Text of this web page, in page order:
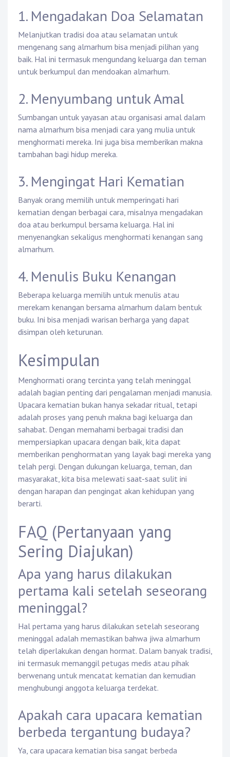
1. Mengadakan Doa Selamatan
Melanjutkan tradisi doa atau selamatan untuk
mengenang sang almarhum bisa menjadi pilihan yang
baik. Hal ini termasuk mengundang keluarga dan teman
untuk berkumpul dan mendoakan almarhum.
2. Menyumbang untuk Amal
Sumbangan untuk yayasan atau organisasi amal dalam
nama almarhum bisa menjadi cara yang mulia untuk
menghormati mereka. Ini juga bisa memberikan makna
tambahan bagi hidup mereka.
3. Mengingat Hari Kematian
Banyak orang memilih untuk memperingati hari
kematian dengan berbagai cara, misalnya mengadakan
doa atau berkumpul bersama keluarga. Hal ini
menyenangkan sekaligus menghormati kenangan sang
almarhum.
4. Menulis Buku Kenangan
Beberapa keluarga memilih untuk menulis atau
merekam kenangan bersama almarhum dalam bentuk
buku. Ini bisa menjadi warisan berharga yang dapat
disimpan oleh keturunan.
Kesimpulan
Menghormati orang tercinta yang telah meninggal
adalah bagian penting dari pengalaman menjadi manusia.
Upacara kematian bukan hanya sekadar ritual, tetapi
adalah proses yang penuh makna bagi keluarga dan
sahabat. Dengan memahami berbagai tradisi dan
mempersiapkan upacara dengan baik, kita dapat
memberikan penghormatan yang layak bagi mereka yang
telah pergi. Dengan dukungan keluarga, teman, dan
masyarakat, kita bisa melewati saat-saat sulit ini
dengan harapan dan pengingat akan kehidupan yang
berarti.
FAQ (Pertanyaan yang
Sering Diajukan)
Apa yang harus dilakukan
pertama kali setelah seseorang
meninggal?
Hal pertama yang harus dilakukan setelah seseorang
meninggal adalah memastikan bahwa jiwa almarhum
telah diperlakukan dengan hormat. Dalam banyak tradisi,
ini termasuk memanggil petugas medis atau pihak
berwenang untuk mencatat kematian dan kemudian
menghubungi anggota keluarga terdekat.
Apakah cara upacara kematian
berbeda tergantung budaya?
Ya, cara upacara kematian bisa sangat berbeda